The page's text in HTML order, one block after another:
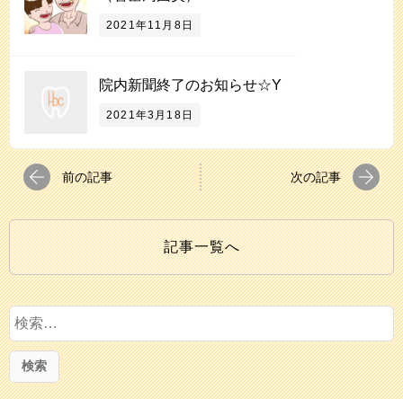
2021年11月8日
院内新聞終了のお知らせ☆Y
2021年3月18日
前の記事 次の記事
記事一覧へ
検
索
: